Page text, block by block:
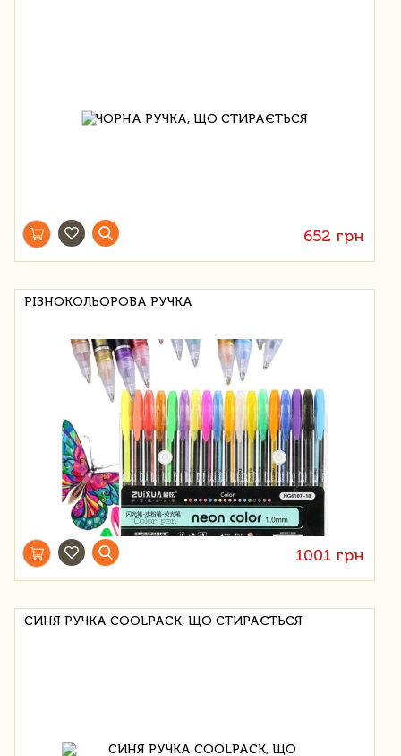
652 грн
РІЗНОКОЛЬОРОВА РУЧКА
1001 грн
СИНЯ РУЧКА COOLPACK, ЩО СТИРАЄТЬСЯ